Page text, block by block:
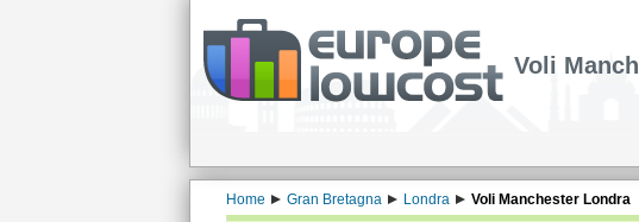
Voli
Home Gran Bretagna Londra Voli Manchester Londra